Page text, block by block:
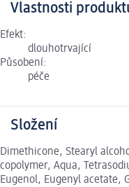
Vlastnosti
Efekt:
dlouhotrvající
Působení:
péče
Složení
Dimethicone, Stearyl
copolymer, Aqua,
Eugenol, Eugenyl acetate,